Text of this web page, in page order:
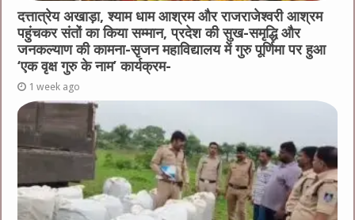
दत्तात्रेय अखाड़ा, श्याम धाम आश्रम और राजराजेश्वरी आश्रम
पहुंचकर संतों का किया सम्मान, प्रदेश की सुख-समृद्धि और
जनकल्याण की कामना-सृजन महाविद्यालय में गुरु पूर्णिमा पर हुआ
‘एक वृक्ष गुरु के नाम’ कार्यक्रम-
1 week ago